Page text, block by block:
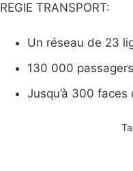
REGIE TRANSPORT:
Un réseau de 23
130 000
Jusqu’à 300